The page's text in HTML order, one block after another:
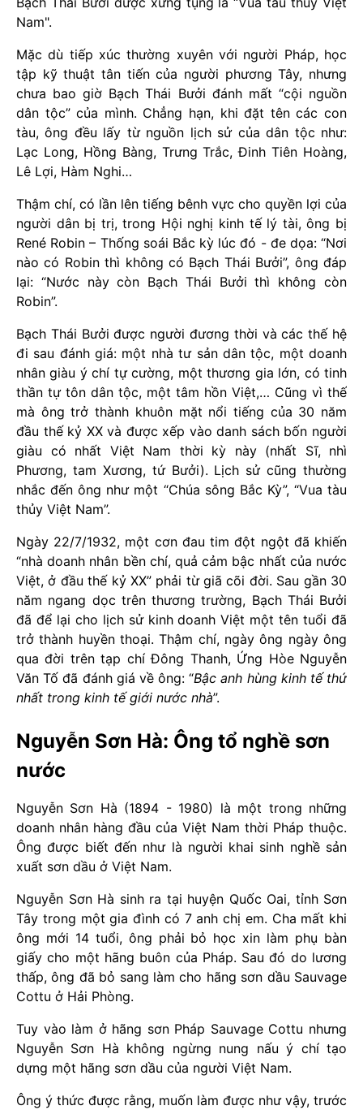
Nam".
Mặc dù tiếp xúc thường xuyên với người Pháp, học
tập kỹ thuật tân tiến của người phương Tây, nhưng
chưa bao giờ Bạch Thái Bưởi đánh mất “cội nguồn
dân tộc” của mình. Chẳng hạn, khi đặt tên các con
tàu, ông đều lấy từ nguồn lịch sử của dân tộc như:
Lạc Long, Hồng Bàng, Trưng Trắc, Đinh Tiên Hoàng,
Lê Lợi, Hàm Nghi…
Thậm chí, có lần lên tiếng bênh vực cho quyền lợi của
người dân bị trị, trong Hội nghị kinh tế lý tài, ông bị
René Robin – Thống soái Bắc kỳ lúc đó - đe dọa: “Nơi
nào có Robin thì không có Bạch Thái Bưởi”, ông đáp
lại: “Nước này còn Bạch Thái Bưởi thì không còn
Robin”.
Bạch Thái Bưởi được người đương thời và các thế hệ
đi sau đánh giá: một nhà tư sản dân tộc, một doanh
nhân giàu ý chí tự cường, một thương gia lớn, có tinh
thần tự tôn dân tộc, một tâm hồn Việt,… Cũng vì thế
mà ông trở thành khuôn mặt nổi tiếng của 30 năm
đầu thế kỷ XX và được xếp vào danh sách bốn người
giàu có nhất Việt Nam thời kỳ này (nhất Sĩ, nhì
Phương, tam Xương, tứ Bưởi). Lịch sử cũng thường
nhắc đến ông như một “Chúa sông Bắc Kỳ”, “Vua tàu
thủy Việt Nam”.
Ngày 22/7/1932, một cơn đau tim đột ngột đã khiến
“nhà doanh nhân bền chí, quả cảm bậc nhất của nước
Việt, ở đầu thế kỷ XX” phải từ giã cõi đời. Sau gần 30
năm ngang dọc trên thương trường, Bạch Thái Bưởi
đã để lại cho lịch sử kinh doanh Việt một tên tuổi đã
trở thành huyền thoại. Thậm chí, ngày ông ngày ông
qua đời trên tạp chí Đông Thanh, Ứng Hòe Nguyễn
Văn Tố đã đánh giá về ông: “Bậc anh hùng kinh tế thứ
nhất trong kinh tế giới nước nhà”.
Nguyễn Sơn Hà: Ông tổ nghề sơn
nước
Nguyễn Sơn Hà (1894 - 1980) là một trong những
doanh nhân hàng đầu của Việt Nam thời Pháp thuộc.
Ông được biết đến như là người khai sinh nghề sản
xuất sơn dầu ở Việt Nam.
Nguyễn Sơn Hà sinh ra tại huyện Quốc Oai, tỉnh Sơn
Tây trong một gia đình có 7 anh chị em. Cha mất khi
ông mới 14 tuổi, ông phải bỏ học xin làm phụ bàn
giấy cho một hãng buôn của Pháp. Sau đó do lương
thấp, ông đã bỏ sang làm cho hãng sơn dầu Sauvage
Cottu ở Hải Phòng.
Tuy vào làm ở hãng sơn Pháp Sauvage Cottu nhưng
Nguyễn Sơn Hà không ngừng nung nấu ý chí tạo
dựng một hãng sơn dầu của người Việt Nam.
Ông ý thức được rằng, muốn làm được như vậy, trước